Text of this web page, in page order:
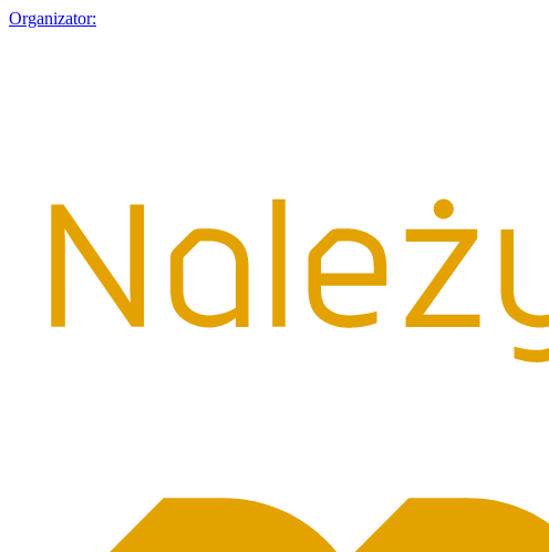
Organizator: